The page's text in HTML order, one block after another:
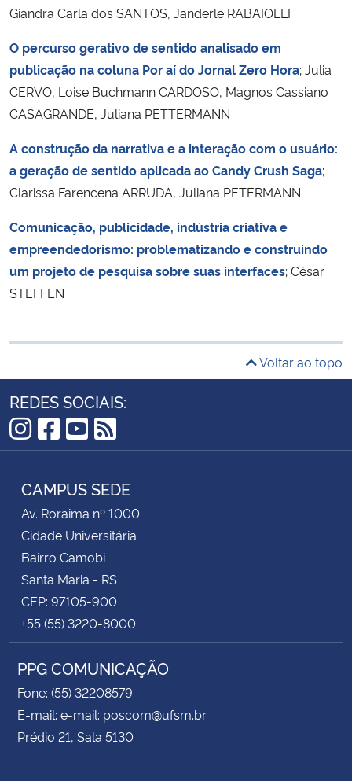
Giandra Carla dos SANTOS, Janderle RABAIOLLI
O percurso gerativo de sentido analisado em
publicação na coluna Por aí do Jornal Zero Hora; Julia
CERVO, Loise Buchmann CARDOSO, Magnos Cassiano
CASAGRANDE, Juliana PETTERMANN
A construção da narrativa e a interação com o usuário:
a geração de sentido aplicada ao Candy Crush Saga;
Clarissa Farencena ARRUDA, Juliana PETERMANN
Comunicação, publicidade, indústria criativa e
empreendedorismo: problematizando e construindo
um projeto de pesquisa sobre suas interfaces; César
STEFFEN
Voltar ao topo
REDES SOCIAIS:
Instagram
Facebook
YouTube
RSS
CAMPUS SEDE
Av. Roraima nº 1000
Cidade Universitária
Bairro Camobi
Santa Maria - RS
CEP: 97105-900
+55 (55) 3220-8000
PPG COMUNICAÇÃO
Fone: (55) 32208579
E-mail: e-mail: poscom@ufsm.br
Prédio 21, Sala 5130